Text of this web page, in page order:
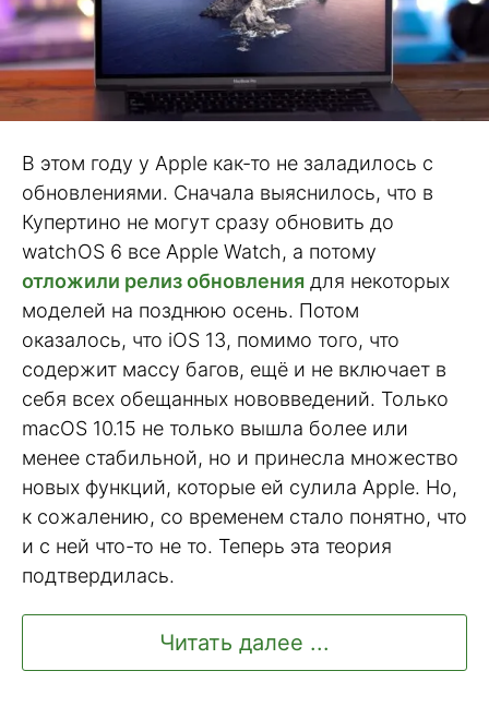
В этом году у Apple как-то не заладилось с
обновлениями. Сначала выяснилось, что в
Купертино не могут сразу обновить до
watchOS 6 все Apple Watch, а потому
отложили релиз обновления для некоторых
моделей на позднюю осень. Потом
оказалось, что iOS 13, помимо того, что
содержит массу багов, ещё и не включает в
себя всех обещанных нововведений. Только
macOS 10.15 не только вышла более или
менее стабильной, но и принесла множество
новых функций, которые ей сулила Apple. Но,
к сожалению, со временем стало понятно, что
и с ней что-то не то. Теперь эта теория
подтвердилась.
Читать далее ...